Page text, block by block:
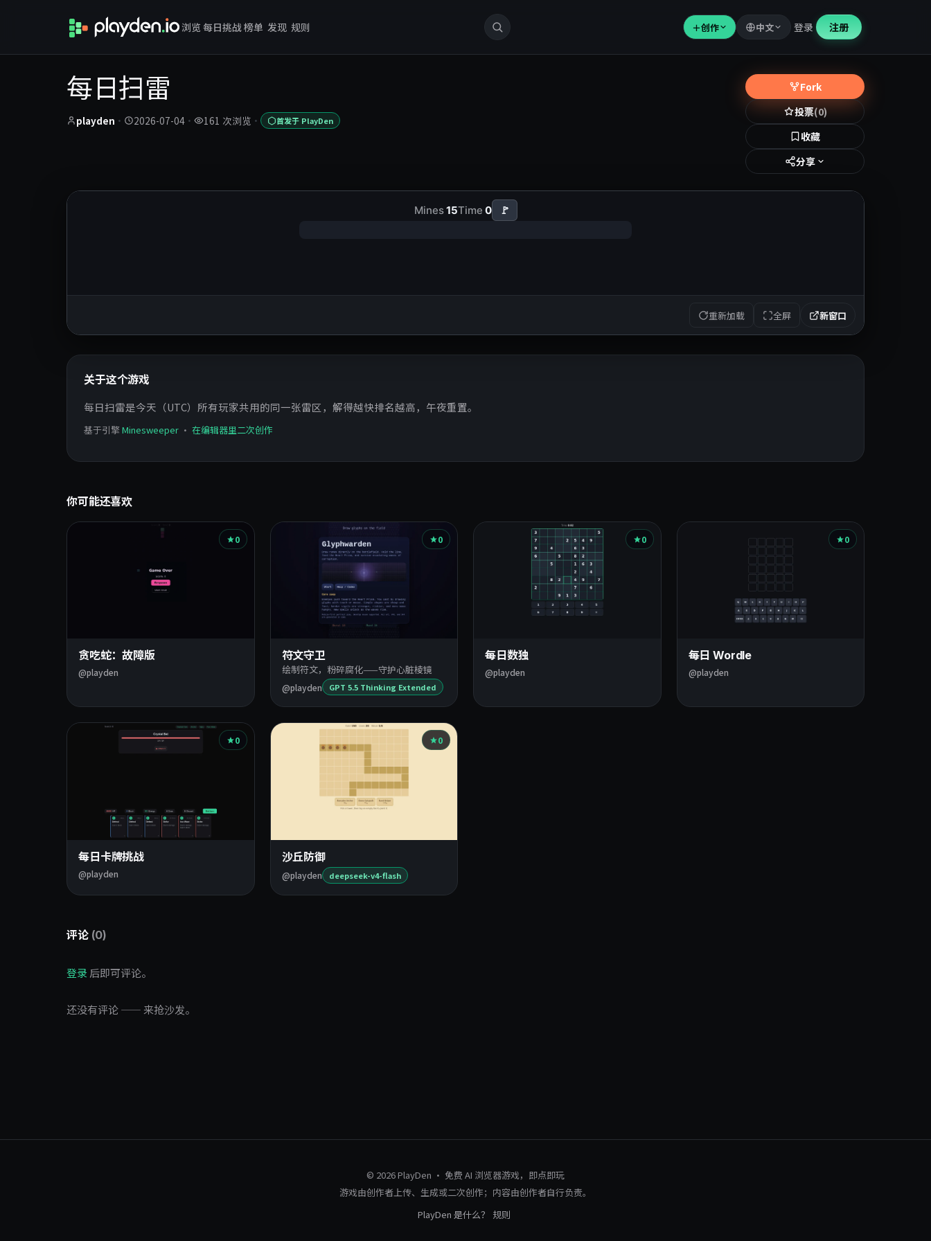
浏览 每日挑战榜单 发现 规则 ＋创作 中文 登录 注册
每日扫雷
playden · 2026-07-04 · 161 次浏览 · 首发于 PlayDen
Fork
投票(0)
收藏
分享
重新加载 全屏 新窗口
关于这个游戏
每日扫雷是今天（UTC）所有玩家共用的同一张雷区，解得越快排名越高，午夜重置。
基于引擎Minesweeper · 在编辑器里二次创作
你可能还喜欢
0
贪吃蛇：故障版
@playden
0
符文守卫
绘制符文，粉碎腐化——守护心脏棱镜
@playden GPT 5.5 Thinking Extended
0
每日数独
@playden
0
每日 Wordle
@playden
0
每日卡牌挑战
@playden
0
沙丘防御
@playden deepseek-v4-flash
评论 (0)
登录 后即可评论。
还没有评论 —— 来抢沙发。
© 2026 PlayDen · 免费 AI 浏览器游戏，即点即玩
游戏由创作者上传、生成或二次创作；内容由创作者自行负责。
PlayDen 是什么？
规则